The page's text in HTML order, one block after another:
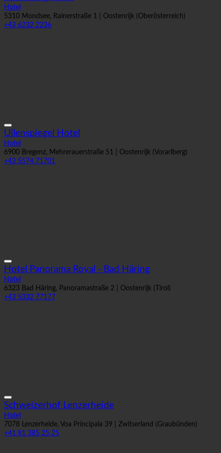
Rosenburg Hotel
Hotel
5310 Mondsee, Rainerstraße 1 | Oostenrijk (Oberösterreich)
Uilenspiegel Hotel
Hotel
6900 Bregenz, Mehrerauerstraße 51 | Oostenrijk (Vorarlberg)
Hotel Panorama Royal - Bad Häring
Hotel
6323 Bad Häring, Panoramastraße 2 | Oostenrijk (Tirol)
Schweizerhof Lenzerheide
Hotel
7078 Lenzerheide, Voa Principala 39 | Zwitserland (Graubünden)